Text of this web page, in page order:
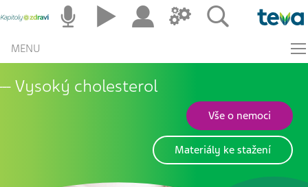
MENU
Vysoký cholesterol
Vše o nemoci
Materiály ke stažení